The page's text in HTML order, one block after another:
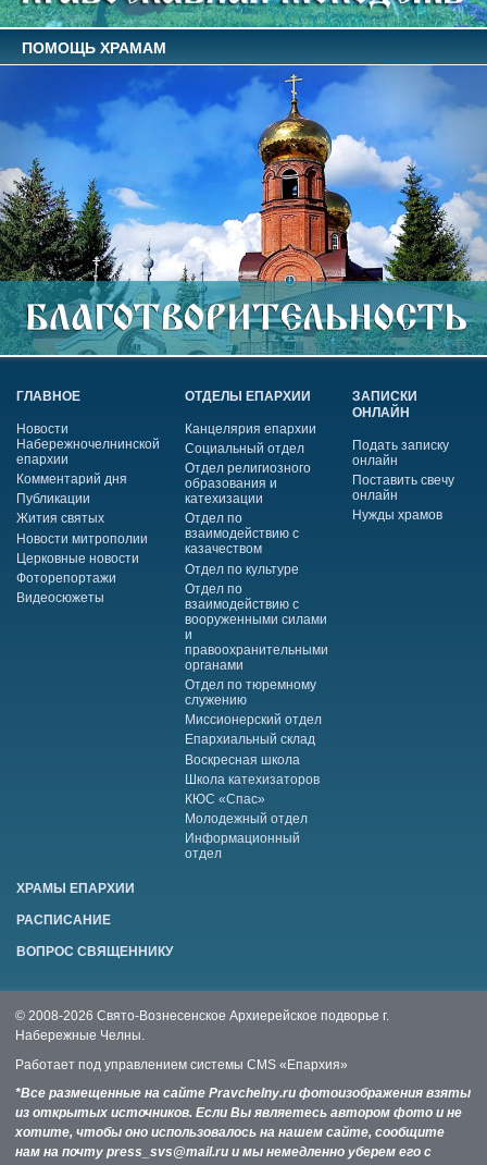
ПОМОЩЬ ХРАМАМ
ГЛАВНОЕ
Новости
Набережночелнинской
епархии
Комментарий дня
Публикации
Жития святых
Новости митрополии
Церковные новости
Фоторепортажи
Видеосюжеты
ОТДЕЛЫ ЕПАРХИИ
Канцелярия епархии
Социальный отдел
Отдел религиозного
образования и
катехизации
Отдел по
взаимодействию с
казачеством
Отдел по культуре
Отдел по
взаимодействию с
вооруженными силами
и
правоохранительными
органами
Отдел по тюремному
служению
Миссионерский отдел
Епархиальный склад
Воскресная школа
Школа катехизаторов
КЮС «Спас»
Молодежный отдел
Информационный
отдел
ЗАПИСКИ
ОНЛАЙН
Подать записку
онлайн
Поставить свечу
онлайн
Нужды храмов
ХРАМЫ ЕПАРХИИ
РАСПИСАНИЕ
ВОПРОС СВЯЩЕННИКУ
© 2008-2026 Свято-Вознесенское Архиерейское подворье г.
Набережные Челны.
Работает под управлением системы CMS «Епархия»
*Все размещенные на сайте Pravchelny.ru фотоизображения взяты
из открытых источников. Если Вы являетесь автором фото и не
хотите, чтобы оно использовалось на нашем сайте, сообщите
нам на почту press_svs@mail.ru и мы немедленно уберем его с